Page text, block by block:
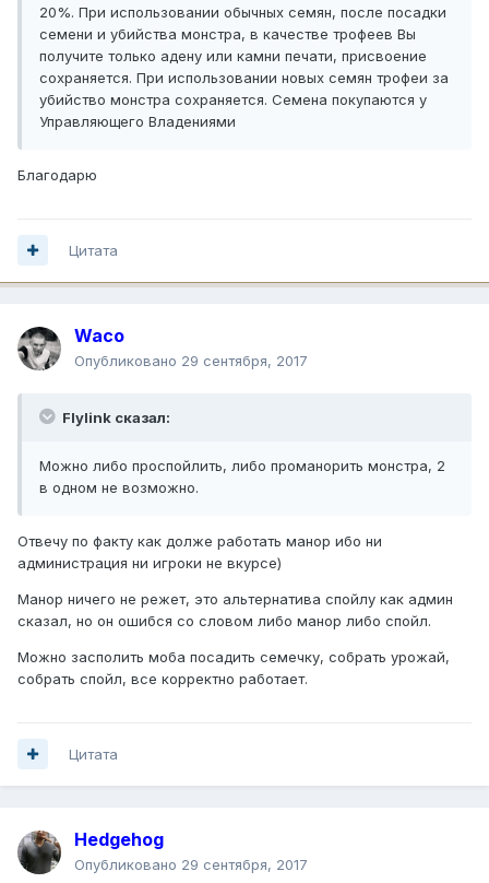
20%. При использовании обычных семян, после посадки
семени и убийства монстра, в качестве трофеев Вы
получите только адену или камни печати, присвоение
сохраняется. При использовании новых семян трофеи за
убийство монстра сохраняется. Семена покупаются у
Управляющего Владениями
Благодарю
Цитата
Waco
Опубликовано 29 сентября, 2017
Flylink сказал:
Можно либо проспойлить, либо проманорить монстра, 2
в одном не возможно.
Отвечу по факту как долже работать манор ибо ни
администрация ни игроки не вкурсе)
Манор ничего не режет, это альтернатива спойлу как админ
сказал, но он ошибся со словом либо манор либо спойл.
Можно засполить моба посадить семечку, собрать урожай,
собрать спойл, все корректно работает.
Цитата
Hedgehog
Опубликовано 29 сентября, 2017